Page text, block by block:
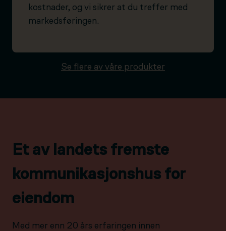
kostnader, og vi sikrer at du treffer med
markedsføringen.
Se flere av våre produkter
Et av landets fremste
kommunikasjonshus for
eiendom
Med mer enn 20 års erfaringen innen